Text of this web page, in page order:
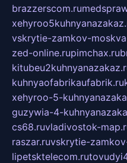
brazzerscom.ru
vskrytie-zamkov-
zed-online.rupimchax.ru
kuhnyaofabrikaufabrik.ru
xehyroo-5-
guzywia-4-
cs68.ruvladivostok-
raszar.ruvskrytie-
lipetsktelecom.ru